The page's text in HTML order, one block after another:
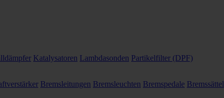
Katalysatoren Lambdasonden Partikelfilter (DPF)
Bremsleitungen Bremsleuchten Bremspedale Bremssättel